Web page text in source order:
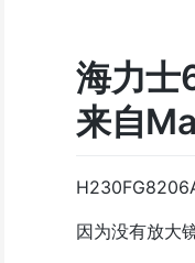
海力士
来自
因为没有放大